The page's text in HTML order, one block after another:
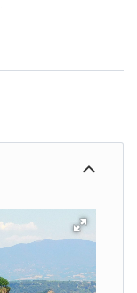
gaan helemaal
bezoeken
bezoek aan een
tot het proeven
en het
en
sfeervolle